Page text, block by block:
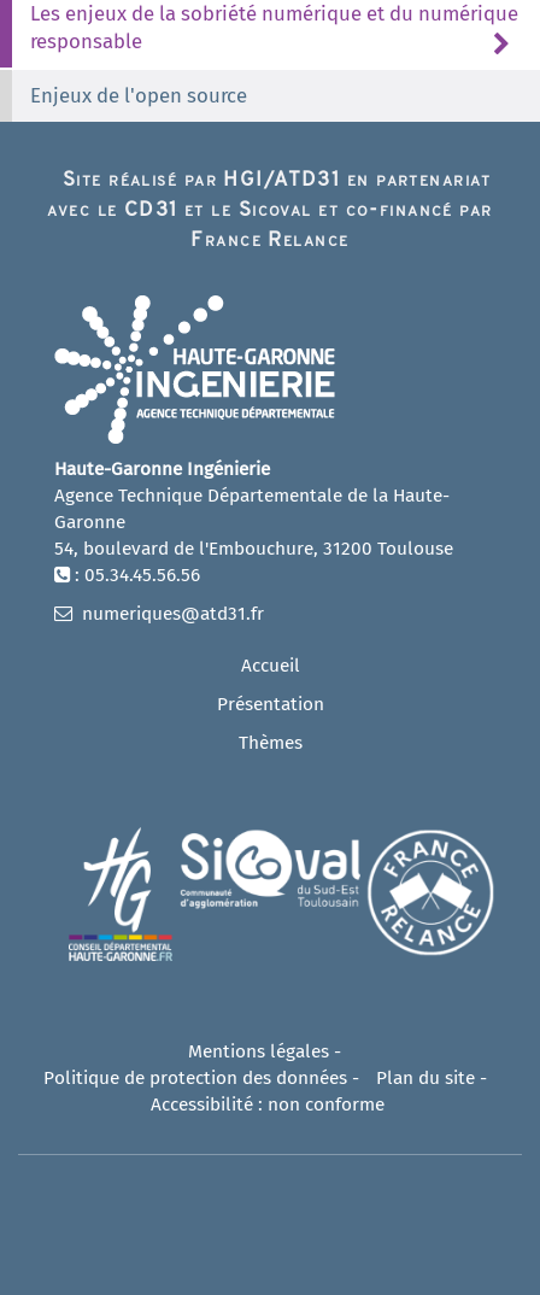
Les enjeux de la sobriété numérique et du numérique
responsable
Enjeux de l'open source
Site réalisé par HGI/ATD31 en partenariat
avec le CD31 et le Sicoval et co-financé par
France Relance
Haute-Garonne Ingénierie
Agence Technique Départementale de la Haute-
Garonne
54, boulevard de l'Embouchure, 31200 Toulouse
: 05.34.45.56.56
numeriques@atd31.fr
Accueil
Présentation
Thèmes
Mentions légales -
Politique de protection des données- Plan du site-
Accessibilité : non conforme